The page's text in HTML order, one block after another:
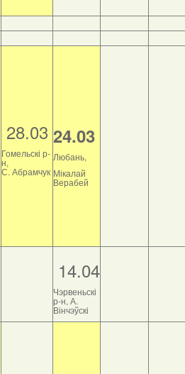
28.03
Гомельскі р-
н,
С. Абрамчук
24.03
Любань,
Мікалай
Верабей
14.04
Чэрвеньскі
р-н, А.
Вінчэўскі